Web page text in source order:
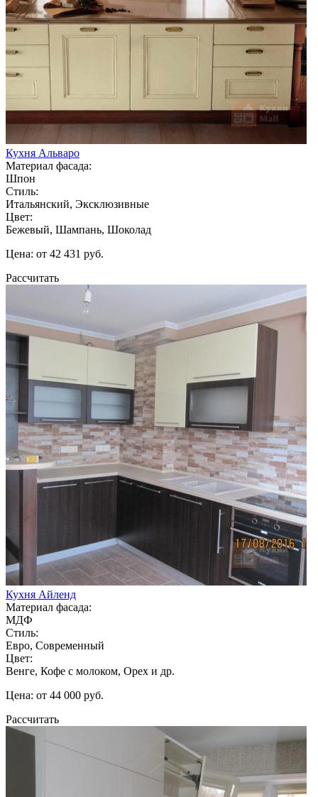
Кухня Альваро
Материал фасада:
Шпон
Стиль:
Итальянский, Эксклюзивные
Цвет:
Бежевый, Шампань, Шоколад
Цена: от 42 431 руб.
Рассчитать
Кухня Айленд
Материал фасада:
МДФ
Стиль:
Евро, Современный
Цвет:
Венге, Кофе с молоком, Орех и др.
Цена: от 44 000 руб.
Рассчитать